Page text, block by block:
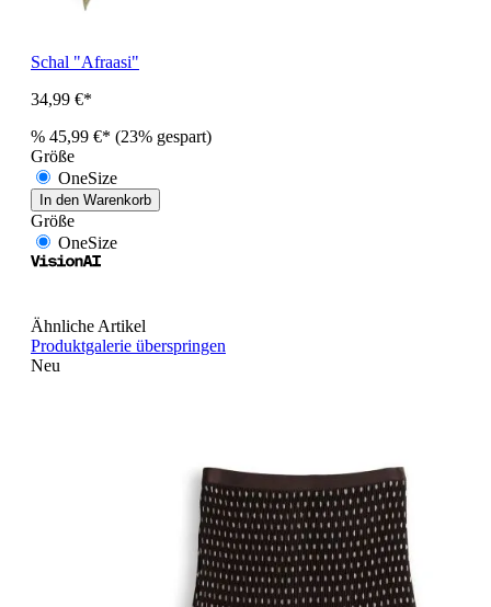
Schal "Afraasi"
34,99 €*
% 45,99 €* (23% gespart)
Größe
OneSize
In den Warenkorb
Größe
OneSize
Ähnliche Artikel
Produktgalerie überspringen
Neu